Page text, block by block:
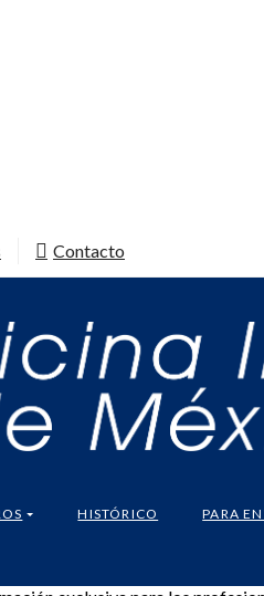
Contacto
HISTÓRICO PARA